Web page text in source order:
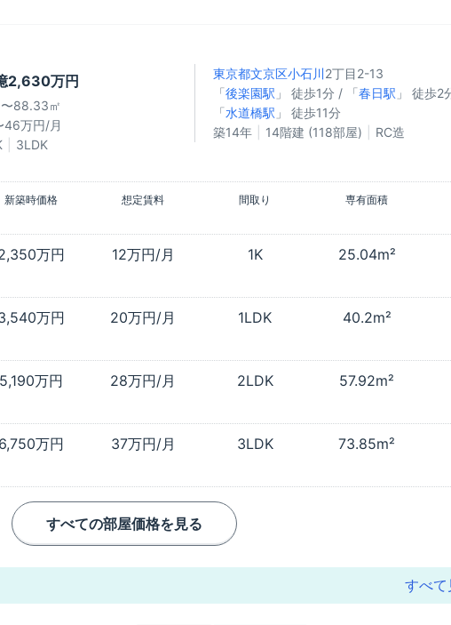
2,630万円
88.33㎡
46万円/月
3LDK
東京都文京区小石川2丁目2-13
「後楽園駅 」 徒歩1分 / 「春日駅 」 徒歩2
「水道橋駅 」 徒歩11分
築14年
14階建 (118部屋) RC造
新築時価格 想定賃料 間取り
専有面積
万円 12万円/月 1K
25.04m²
万円 20万円/月 1LDK
40.2m²
5,190万円 28万円/月 2LDK
57.92m²
6,750万円 37万円/月 3LDK
73.85m²
すべての部屋価格を見る
すべて